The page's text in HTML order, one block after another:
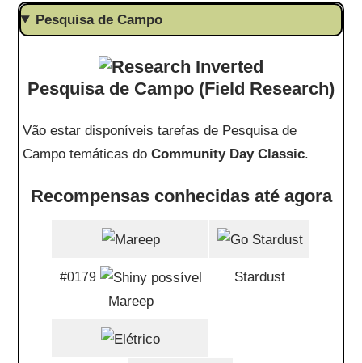
Pesquisa de Campo
Pesquisa de Campo (Field Research)
Vão estar disponíveis tarefas de Pesquisa de
Campo temáticas do Community Day Classic.
Recompensas conhecidas até agora
#0179
Mareep
Stardust